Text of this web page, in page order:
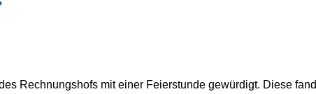
Rechnungshofs mit einer Feierstunde gewürdigt. Diese fand